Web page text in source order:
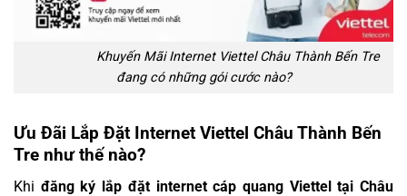
Khuyến Mãi Internet Viettel Châu Thành Bến Tre
đang có những gói cước nào?
Ưu Đãi Lắp Đặt Internet Viettel Châu Thành Bến
Tre như thế nào?
Khi đăng ký lắp đặt internet cáp quang Viettel tại Châu